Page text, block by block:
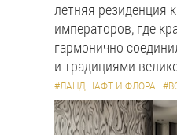
летняя резиденция
императоров, где
гармонично
и традициями
#ЛАНДШАФТ И ФЛОРА